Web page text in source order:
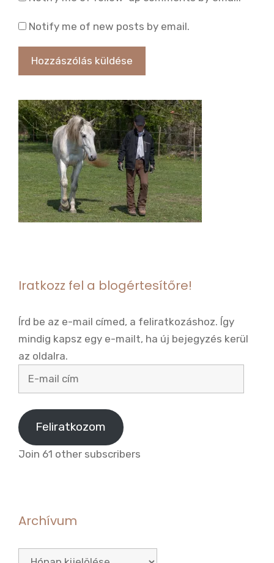
Notify me of new posts by email.
Iratkozz fel a blogértesítőre!
Írd be az e-mail címed, a feliratkozáshoz. Így
mindig kapsz egy e-mailt, ha új bejegyzés kerül
az oldalra.
mail
cím
Feliratkozom
Join 61 other subscribers
Archívum
Archívum